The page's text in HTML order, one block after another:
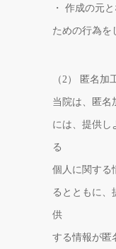
・ 作成の元
ための行為を
（2） 匿名加
当院は、匿名
には、提供し
る
個人に関する
るとともに、
供
する情報が匿